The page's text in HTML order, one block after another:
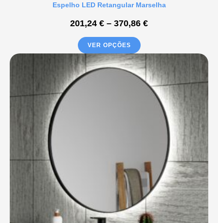
Espelho LED Retangular Marselha
201,24 € – 370,86 €
VER OPÇÕES